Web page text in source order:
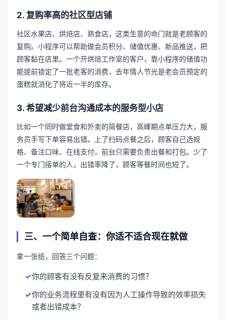
2. 复购率高的社区型店铺
社区水果店、烘焙店、熟食店，这类生意的命门就是老顾客的
复购。小程序可以帮助做会员积分、储值优惠、新品推送，把
顾客黏在店里。一个开烘焙工作室的客户，靠小程序的储值功
能提前锁定了一批老客的消费，去年情人节光是老会员预定的
蛋糕就消化了将近一半的库存。
3. 希望减少前台沟通成本的服务型小店
比如一个同时做堂食和外卖的简餐店，高峰期点单压力大，服
务员手写下单容易出错。上了扫码点餐之后，顾客自己选规
格、备注口味、在线支付，前台只需要负责出餐和打包。少了
一个专门接单的人，出错率降了，顾客等餐时间也短了。
三、一个简单自查：你适不适合现在就做
拿一张纸，回答三个问题：
你的顾客有没有反复来消费的习惯？
你的业务流程里有没有因为人工操作导致的效率损失
或者出错成本？